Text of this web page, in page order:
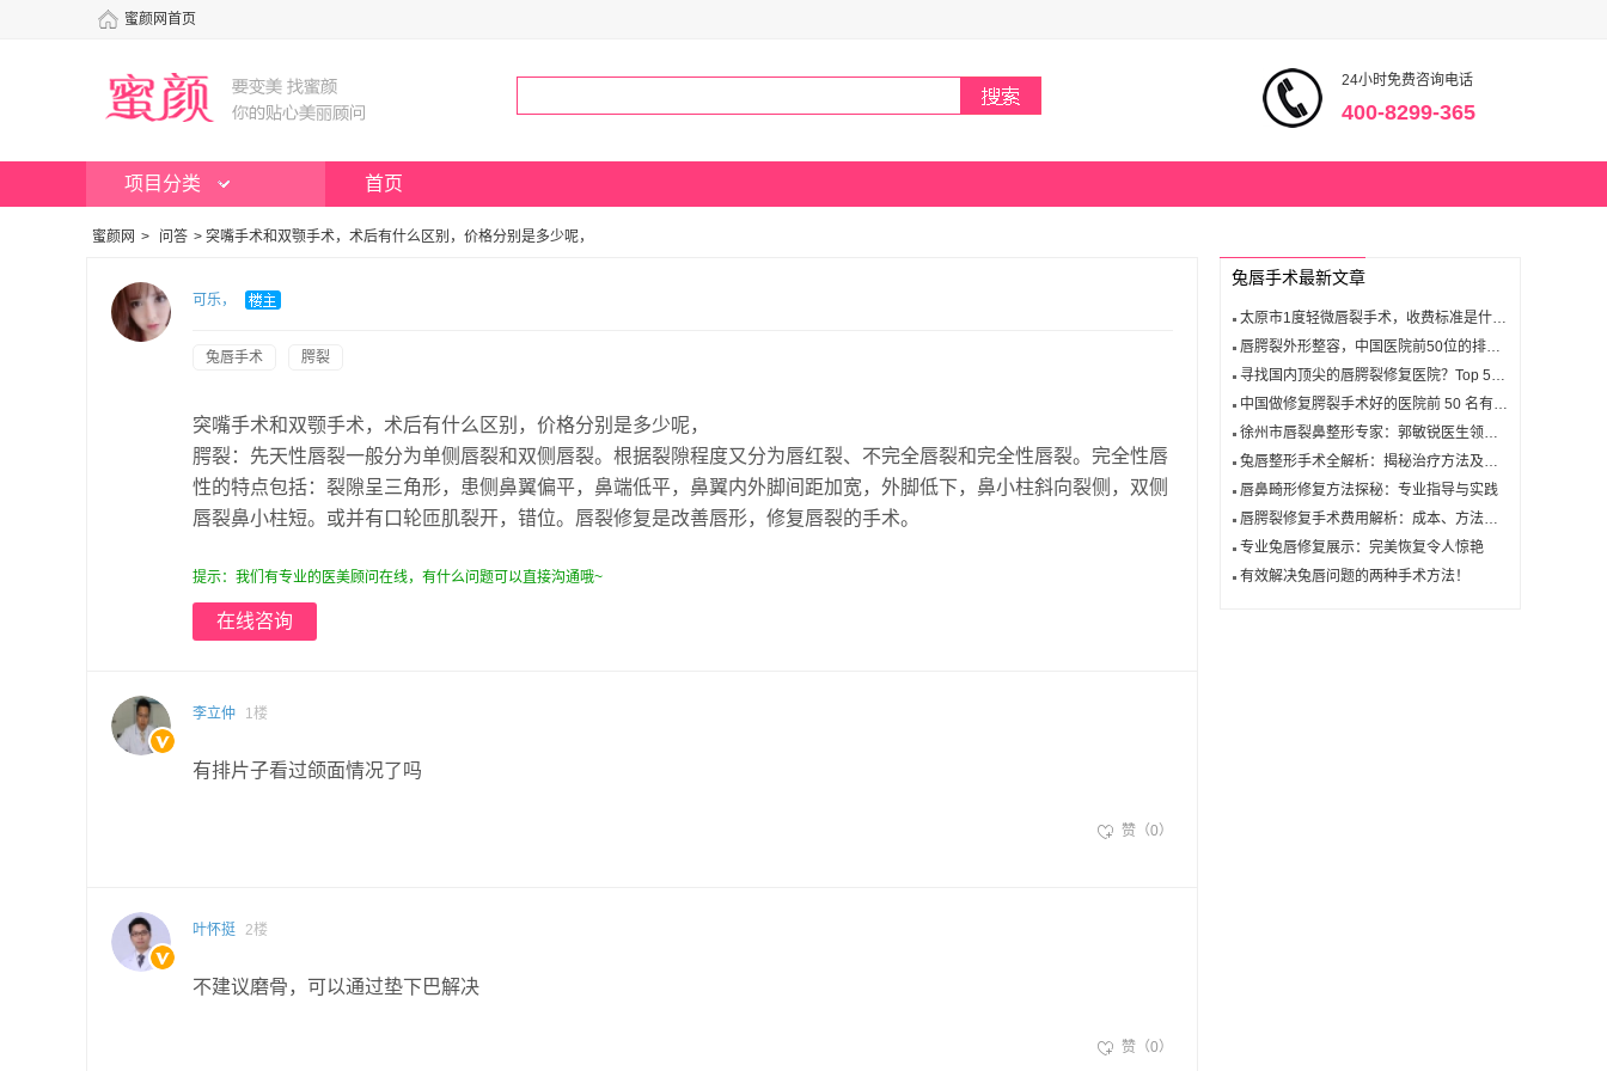
蜜颜网首页
24小时免费咨询电话
400-8299-365
项目分类 首页
蜜颜网 > 问答 > 突嘴手术和双颚手术，术后有什么区别，价格分别是多少呢，
可乐，
兔唇手术 腭裂
突嘴手术和双颚手术，术后有什么区别，价格分别是多少呢，
腭裂：先天性唇裂一般分为单侧唇裂和双侧唇裂。根据裂隙程度又分为唇红裂、不完全唇裂和完全性唇裂。完全性唇
性的特点包括：裂隙呈三角形，患侧鼻翼偏平，鼻端低平，鼻翼内外脚间距加宽，外脚低下，鼻小柱斜向裂侧，双侧
唇裂鼻小柱短。或并有口轮匝肌裂开，错位。唇裂修复是改善唇形，修复唇裂的手术。
提示：我们有专业的医美顾问在线，有什么问题可以直接沟通哦~
在线咨询
李立仲 1楼
有排片子看过颌面情况了吗
赞（0）
叶怀挺 2楼
不建议磨骨，可以通过垫下巴解决
赞（0）
兔唇手术最新文章
太原市1度轻微唇裂手术，收费标准是什么？最新费用清单揭晓！
唇腭裂外形整容，中国医院前50位的排行榜新鲜出炉，你选对了吗？
寻找国内顶尖的唇腭裂修复医院？Top 50强榜单中哪家最值得信赖？
中国做修复腭裂手术好的医院前 50 名有哪些？
徐州市唇裂鼻整形专家：郭敏锐医生领衔的顶尖医生推荐！
兔唇整形手术全解析：揭秘治疗方法及恢复过程！
唇鼻畸形修复方法探秘：专业指导与实践
唇腭裂修复手术费用解析：成本、方法、医院选择
专业兔唇修复展示：完美恢复令人惊艳
有效解决兔唇问题的两种手术方法！